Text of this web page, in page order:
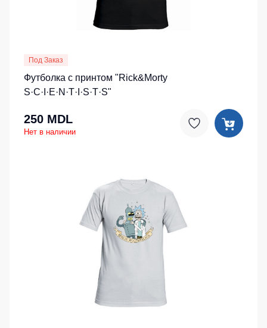
Под Заказ
Футболка с принтом "Rick&Morty
S·C·I·E·N·T·I·S·T·S"
250 MDL
Нет в наличии